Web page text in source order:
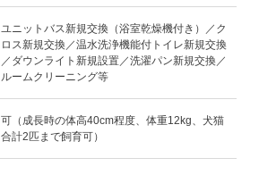
ユニットバス新規交換（浴室乾燥機付き）／ク
ロス新規交換／温水洗浄機能付トイレ新規交換
／ダウンライト新規設置／洗濯パン新規交換／
ルームクリーニング等
可（成長時の体高40cm程度、体重12kg、犬猫
合計2匹まで飼育可）